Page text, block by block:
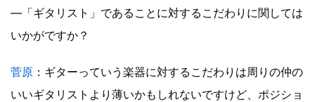
―「ギタリスト」であることに対するこだわりに関しては
いかがですか？
菅原 ：ギターっていう楽器に対するこだわりは周りの仲の
いいギタリストより薄いかもしれないですけど、ポジショ